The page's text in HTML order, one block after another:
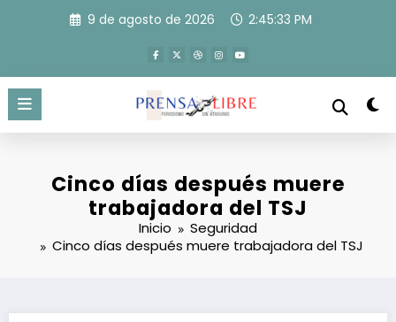
9 de agosto de 2026 2:45:33 PM
Cinco días después muere
trabajadora del TSJ
Inicio
Seguridad
Cinco días después muere trabajadora del TSJ